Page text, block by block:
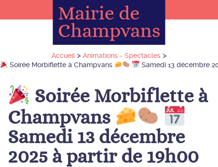
Mairie de
Champvans
Accueil > Animations - Spectacles >
Soirée Morbiflette à Champvans Samedi 13 décembre
Soirée Morbiflette à
Champvans
Samedi 13 décembre
2025 à partir de 19h00